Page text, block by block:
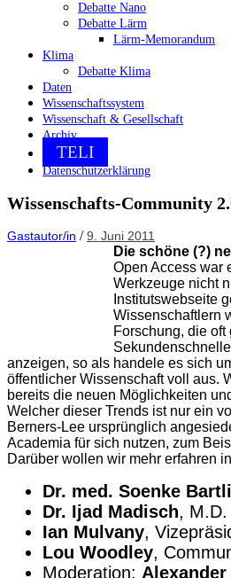
Debatte Nano
Debatte Lärm
Lärm-Memorandum
Klima
Debatte Klima
Daten
Wissenschaftssystem
Wissenschaft & Gesellschaft
Archiv
TELI
Datenschutzerklärung
Wissenschafts-Community
Gastautor/in /9. Juni 2011
Die schöne (?)
Open Access war
Werkzeuge nicht
Institutswebseite
Wissenschaftlern
Forschung, die
anzeigen, so als handele es sich
öffentlicher Wissenschaft voll aus.
bereits die neuen Möglichkeiten
Welcher dieser Trends ist nur ein
Berners-Lee ursprünglich
Academia für sich nutzen, zum
Darüber wollen wir mehr erfahren
Dr. med. Soenke
Dr. Ijad Madisch,
Ian Mulvany,
Lou Woodley,
Moderation: